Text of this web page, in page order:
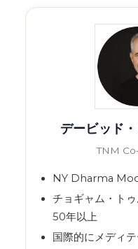
デービッド
TNM
NY Dharma
チョギャム・ト
50年以上
国際的にメディ